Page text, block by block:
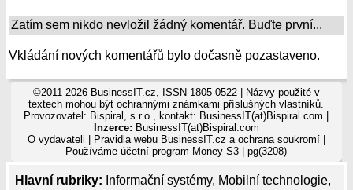
Hlavní rubriky: Informační systémy, Mobilní technologie,
Zatím sem nikdo nevložil žádný komentář. Buďte první...
Vkládání nových komentářů bylo dočasně pozastaveno.
©2011-2026 BusinessIT.cz, ISSN 1805-0522 | Názvy použité v
textech mohou být ochrannými známkami příslušných vlastníků.
Provozovatel: Bispiral, s.r.o., kontakt: BusinessIT(at)Bispiral.com |
Inzerce: BusinessIT(at)Bispiral.com
O vydavateli
Pravidla webu BusinessIT.cz a ochrana soukromí|
Používámeúčetní program Money S3 | pg(3208)